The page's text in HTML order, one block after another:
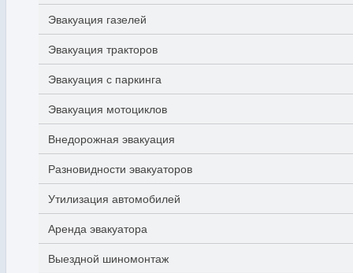
Эвакуация газелей
Эвакуация тракторов
Эвакуация с паркинга
Эвакуация мотоциклов
Внедорожная эвакуация
Разновидности эвакуаторов
Утилизация автомобилей
Аренда эвакуатора
Выездной шиномонтаж